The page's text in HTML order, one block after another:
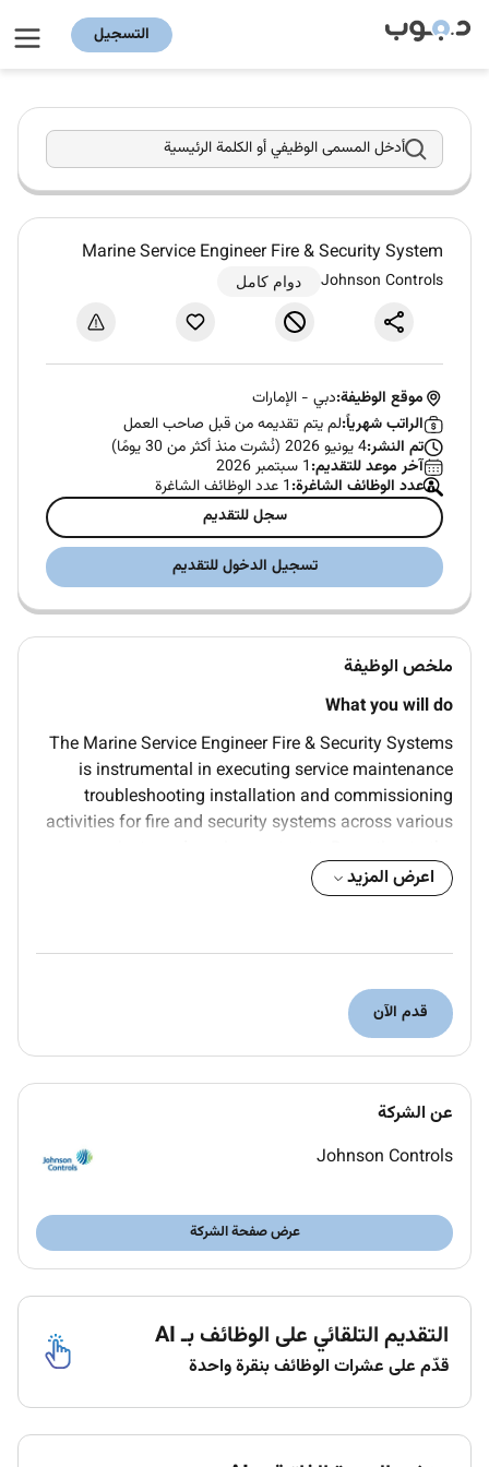
التسجيل
أدخل المسمى الوظيفي أو الكلمة الرئيسية
Marine Service Engineer Fire & Security System
Johnson Controls دوام كامل
موقع الوظيفة:دبي - الإمارات
الراتب شهرياً:لم يتم تقديمه من قبل صاحب العمل
تم النشر:4 يونيو 2026 (نُشرت منذ أكثر من 30 يومًا)
آخر موعد للتقديم:1 سبتمبر 2026
عدد الوظائف الشاغرة:1 عدد الوظائف الشاغرة
سجل للتقديم
تسجيل الدخول للتقديم
ملخص الوظيفة
What you will do
The Marine Service Engineer Fire & Security Systems
is instrumental in executing service maintenance
troubleshooting installation and commissioning
activities for fire and security systems across various
Branch Manager this role combines technical
expertise with customer interaction to ensure system
satisfaction.
How will you do
Perform preventive and corrective maintenance
troubleshooting and repairs of systems such as
Fire Alarms CCTV PAGA Access Control and Gas
Detection.
Lead installation testing commissioning and
integrations for both new and retrofit projects.
Diagnose and resolve complex issues in control
systems and associated devices.
documentation of service activities.
Collaborate effectively with internal teams and
اعرض المزيد
قدم الآن
عن الشركة
Johnson Controls
عرض صفحة الشركة
التقديم التلقائي على الوظائف بـ AI
قدّم على عشرات الوظائف بنقرة واحدة